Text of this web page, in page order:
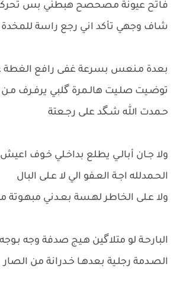
فاتح عيونة مصحصح هبطني بس
شاف وجهي تأكد اني رجع راسة للمخدة
بعدة مـنعس بسرعة غفى رافع
توضـيت صلـيت هالـمرة گلبي يرفـرف مـن
حـمدت الله شـگد على رجـعتة
ولا جـان أبالـي يطلع بداخـلي خـوف
الحـمدلله اجـة العـفو الي لا عـلى البال
ولا عـلى الخاطر لهـسة بعـدني
البارحـة لو متلاگين هـيج صدفة وجه
الصـدمة رجلـية بعدهـا خـدرانة من الصار